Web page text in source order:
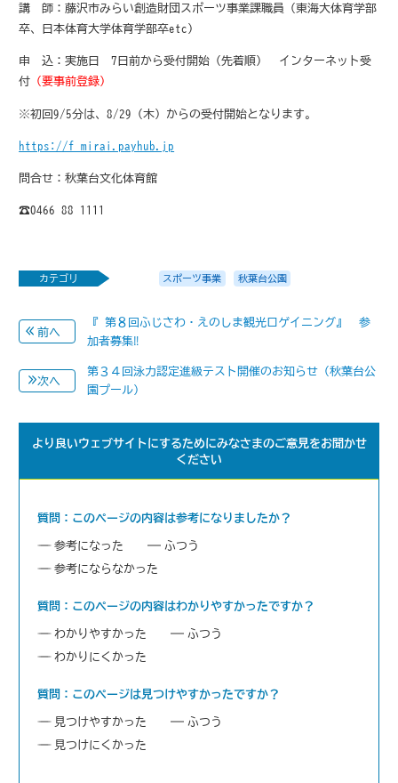
講 師：藤沢市みらい創造財団スポーツ事業課職員（東海大体育学部
卒、日本体育大学体育学部卒etc）
申 込：実施日 7日前から受付開始（先着順） インターネット受
付 （要事前登録）
※初回9/5分は、8/29（木）からの受付開始となります。
https://f-mirai.payhub.jp
問合せ：秋葉台文化体育館
☎0466-88-1111
カテゴリ スポーツ事業 秋葉台公園
前へ
『 第８回ふじさわ・えのしま観光ロゲイニング』 参
加者募集‼
次へ
第３４回泳力認定進級テスト開催のお知らせ（秋葉台公
園プール）
より良いウェブサイトにするためにみなさまのご意見をお聞かせ
ください
質問：このページの内容は参考になりましたか？
参考になった
ふつう
参考にならなかった
質問：このページの内容はわかりやすかったですか？
わかりやすかった
ふつう
わかりにくかった
質問：このページは見つけやすかったですか？
見つけやすかった
ふつう
見つけにくかった